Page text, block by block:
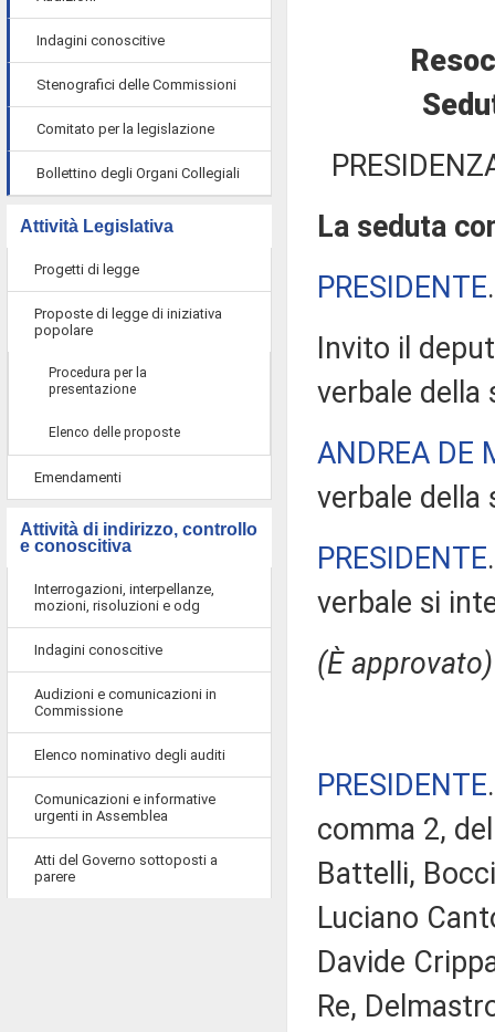
Indagini conoscitive
Stenografici delle Commissioni
Comitato per la legislazione
Bollettino degli Organi Collegiali
Attività Legislativa
Progetti di legge
Proposte di legge di iniziativa
popolare
Procedura per la
presentazione
Elenco delle proposte
Emendamenti
Attività di indirizzo, controllo
e conoscitiva
Interrogazioni, interpellanze,
mozioni, risoluzioni e odg
Indagini conoscitive
Audizioni e comunicazioni in
Commissione
Elenco nominativo degli auditi
Comunicazioni e informative
urgenti in Assemblea
Atti del Governo sottoposti a
parere
La seduta
PRESIDENTE
Invito il
verbale della
ANDREA DE
verbale della
PRESIDENTE
verbale si
(È approvato)
PRESIDENTE
comma 2,
Battelli,
Luciano
Davide
Re,